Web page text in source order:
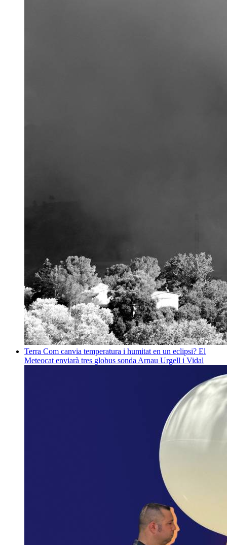
Terra Com canvia temperatura i humitat en un eclipsi? El
Meteocat enviarà tres globus sonda Arnau Urgell i Vidal